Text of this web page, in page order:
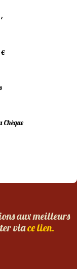
aux meilleurs
viace lien.